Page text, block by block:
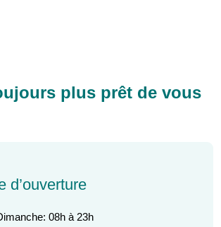
plus prêt de vous
d’ouverture
08h à 23h